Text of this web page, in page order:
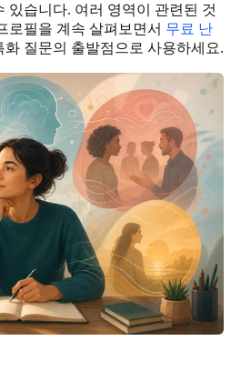
있습니다. 여러 영역이 관련된 것
로필을 계속 살펴보면서 무료 난
화 질문의 출발점으로 사용하세요.